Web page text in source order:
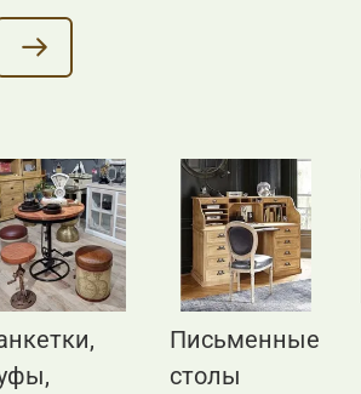
Письменные
столы